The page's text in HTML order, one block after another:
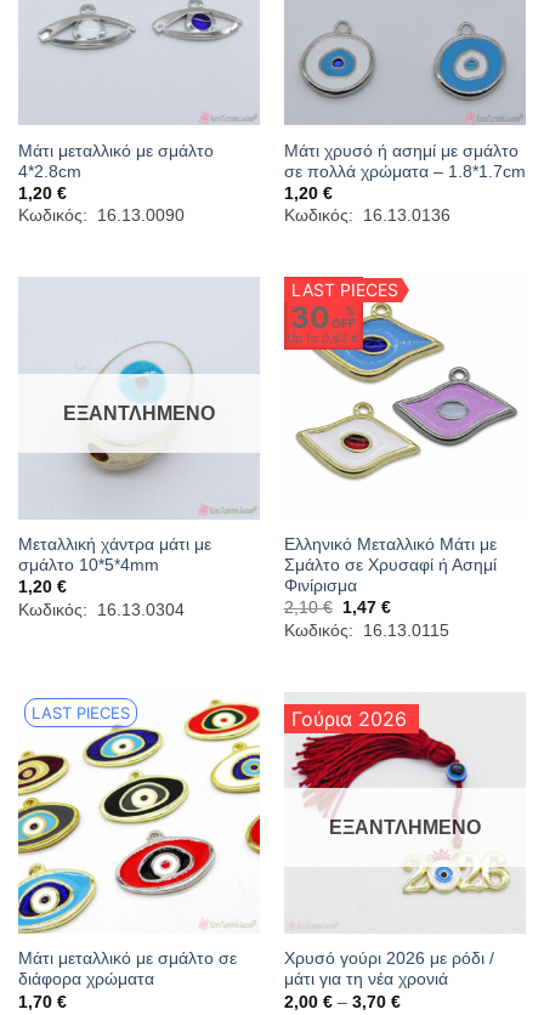
Μάτι μεταλλικό με σμάλτο
4*2.8cm
1,20 €
Κωδικός: 16.13.0090
Μάτι χρυσό ή ασημί με σμάλτο
σε πολλά χρώματα – 1.8*1.7cm
1,20 €
Κωδικός: 16.13.0136
ΕΞΑΝΤΛΗΜΈΝΟ
Μεταλλική χάντρα μάτι με
σμάλτο 10*5*4mm
1,20 €
Κωδικός: 16.13.0304
LAST PIECES
30
%
OFF
Up to0,63 €
Ελληνικό Μεταλλικό Μάτι με
Σμάλτο σε Χρυσαφί ή Ασημί
Φινίρισμα
2,10€
Original
price
was:
1,47 €Η
τρέχουσα
τιμή
Κωδικός: 16.13.0115
LAST PIECES
Μάτι μεταλλικό με σμάλτο σε
διάφορα χρώματα
1,70 €
Γούρια 2026
ΕΞΑΝΤΛΗΜΈΝΟ
Χρυσό γούρι 2026 με ρόδι /
μάτι για τη νέα χρονιά
2,00 € – 3,70 €Price